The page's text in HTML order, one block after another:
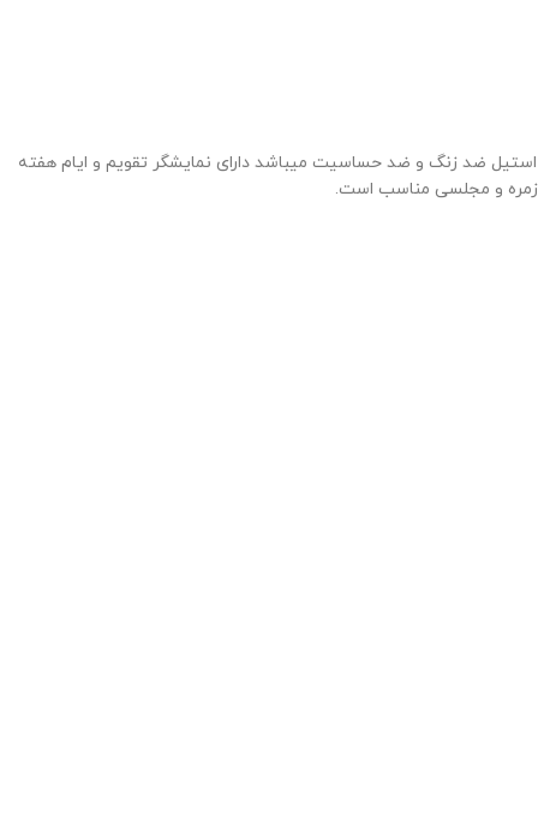
ضد زنگ و ضد حساسیت میباشد دارای نمایشگر تقویم و ایام هفته
و مجلسی مناسب است.